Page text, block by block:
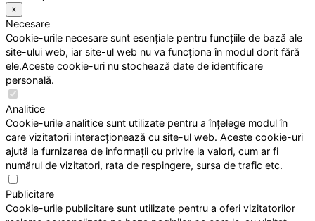
×
Necesare
Cookie-urile necesare sunt esențiale pentru funcțiile de bază ale
site-ului web, iar site-ul web nu va funcționa în modul dorit fără
ele.Aceste cookie-uri nu stochează date de identificare
personală.
Analitice
Cookie-urile analitice sunt utilizate pentru a înțelege modul în
care vizitatorii interacționează cu site-ul web. Aceste cookie-uri
ajută la furnizarea de informații cu privire la valori, cum ar fi
numărul de vizitatori, rata de respingere, sursa de trafic etc.
Publicitare
Cookie-urile publicitare sunt utilizate pentru a oferi vizitatorilor